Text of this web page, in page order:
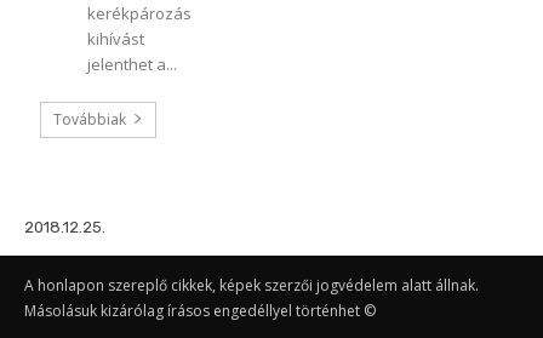
kerékpározás
kihívást
jelenthet a...
Továbbiak
2018.12.25.
A honlapon szereplő cikkek, képek szerzői jogvédelem alatt állnak.
Másolásuk kizárólag írásos engedéllyel történhet ©